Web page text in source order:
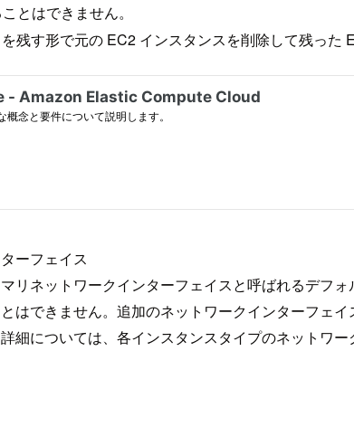
とはできません。
残す形で元の EC2 インスタンスを削除して残った
ーフェイス
リネットワークインターフェイスと呼ばれるデフ
はできません。追加のネットワークインターフェ
細については、各インスタンスタイプのネットワ